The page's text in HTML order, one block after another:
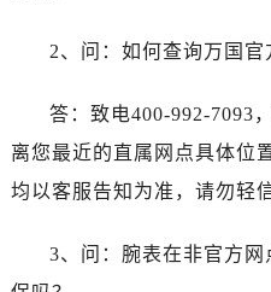
2、问：如何查询万国官
答：致电400-992-7093
离您最近的直属网点具体位
均以客服告知为准，请勿轻
3、问：腕表在非官方